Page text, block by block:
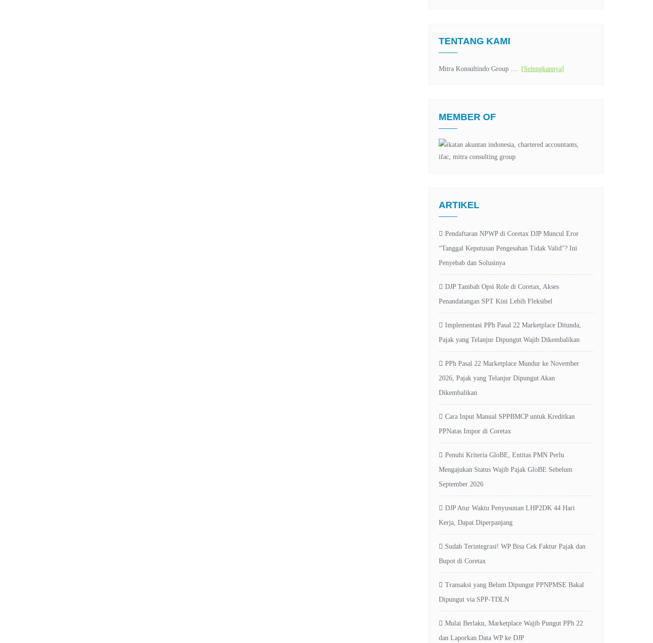
TENTANG KAMI
Mitra Konsultindo Group … [Selengkapnya]
MEMBER OF
ARTIKEL
Pendaftaran NPWP di Coretax DJP Muncul Eror
“Tanggal Keputusan Pengesahan Tidak Valid”? Ini
Penyebab dan Solusinya
DJP Tambah Opsi Role di Coretax, Akses
Penandatangan SPT Kini Lebih Fleksibel
Implementasi PPh Pasal 22 Marketplace Ditunda,
Pajak yang Telanjur Dipungut Wajib Dikembalikan
PPh Pasal 22 Marketplace Mundur ke November
2026, Pajak yang Telanjur Dipungut Akan
Dikembalikan
Cara Input Manual SPPBMCP untuk Kreditkan
PPNatas Impor di Coretax
Penuhi Kriteria GloBE, Entitas PMN Perlu
Mengajukan Status Wajib Pajak GloBE Sebelum
September 2026
DJP Atur Waktu Penyusunan LHP2DK 44 Hari
Kerja, Dapat Diperpanjang
Sudah Terintegrasi! WP Bisa Cek Faktur Pajak dan
Bupot di Coretax
Transaksi yang Belum Dipungut PPNPMSE Bakal
Dipungut via SPP-TDLN
Mulai Berlaku, Marketplace Wajib Pungut PPh 22
dan Laporkan Data WP ke DJP